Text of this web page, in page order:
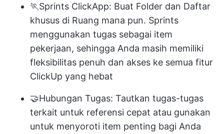
🏃Sprints ClickApp: Buat Folder dan Daftar
khusus di Ruang mana pun. Sprints
menggunakan tugas sebagai item
pekerjaan, sehingga Anda masih memiliki
fleksibilitas penuh dan akses ke semua fitur
ClickUp yang hebat
🤝Hubungan Tugas: Tautkan tugas-tugas
terkait untuk referensi cepat atau gunakan
untuk menyoroti item penting bagi Anda